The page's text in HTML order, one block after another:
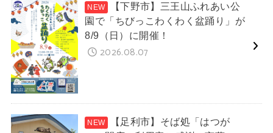
【下野市】三王山ふれあい公
園で「ちびっこわくわく盆踊り」が
8/9（日）に開催！
2026.08.07
【足利市】そば処「はつが